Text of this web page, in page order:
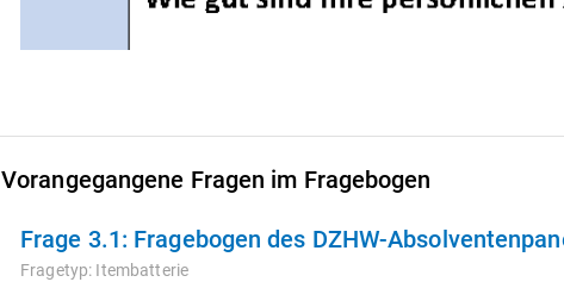
Vorangegangene Fragen im Fragebogen
Frage 3.1: Fragebogen des DZHW-
Fragetyp: Itembatterie